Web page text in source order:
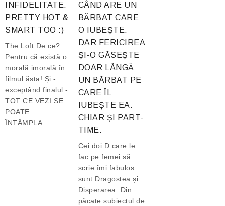
INFIDELITATE.
PRETTY HOT &
SMART TOO :)
The Loft De ce?
Pentru că există o
morală imorală în
filmul ăsta! Și -
exceptând finalul -
TOT CE VEZI SE
POATE
ÎNTÂMPLA. ...
CÂND ARE UN
BĂRBAT CARE
O IUBEȘTE.
DAR FERICIREA
ȘI-O GĂSEȘTE
DOAR LÂNGĂ
UN BĂRBAT PE
CARE ÎL
IUBEȘTE EA.
CHIAR ȘI PART-
TIME.
Cei doi D care le
fac pe femei să
scrie îmi fabulos
sunt Dragostea și
Disperarea. Din
păcate subiectul de